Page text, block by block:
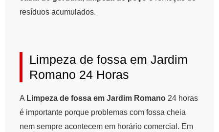
resíduos acumulados.
Limpeza de fossa em Jardim
Romano 24 Horas
A Limpeza de fossa em Jardim Romano 24 horas
é importante porque problemas com fossa cheia
nem sempre acontecem em horário comercial. Em